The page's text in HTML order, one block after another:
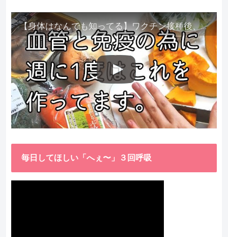
【身体はなんでも知ってる】ワクチン接種後、異常に食べたくなった野菜が細胞回復に貢献してくれました。
毎日してほしい「へぇ〜」３回呼吸